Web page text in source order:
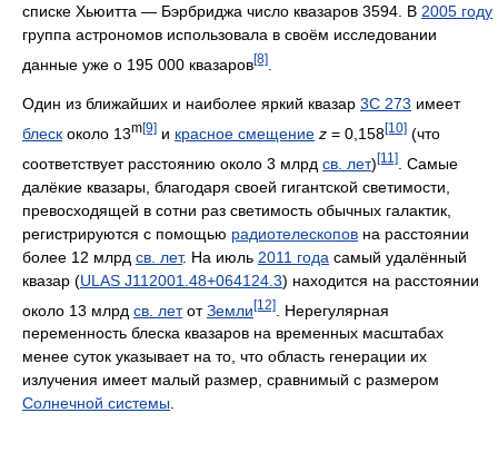
списке Хьюитта — Бэрбриджа число квазаров 3594. В 2005 году
группа астрономов использовала в своём исследовании
данные уже о 195 000 квазаров[8]
Один из ближайших и наиболее яркий квазар 3C 273 имеет
блеск около 13m[9] и красное смещение z = 0,158[10] (что
соответствует расстоянию около 3 млрд св. лет)[11]
. Самые
далёкие квазары, благодаря своей гигантской светимости,
превосходящей в сотни раз светимость обычных галактик,
регистрируются с помощью радиотелескопов на расстоянии
более 12 млрд св. лет. На июль 2011 года самый удалённый
квазар (ULAS J112001.48+064124.3) находится на расстоянии
около 13 млрд св. летот Земли[12]
. Нерегулярная
переменность блеска квазаров на временных масштабах
менее суток указывает на то, что область генерации их
излучения имеет малый размер, сравнимый с размером
Солнечной системы